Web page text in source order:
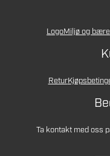
LogoMiljø og
Retur
Ta kontakt med oss